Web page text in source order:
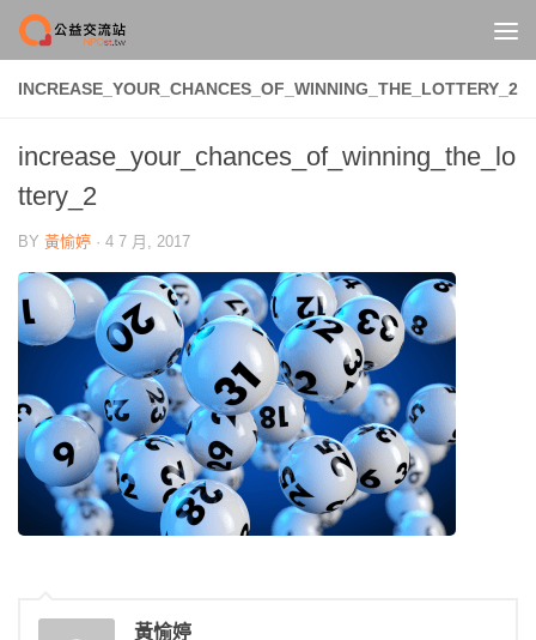
Skip to content
INCREASE_YOUR_CHANCES_OF_WINNING_THE_LOTTERY_2
increase_your_chances_of_winning_the_lo
ttery_2
BY 黃愉婷 · 4 7 月, 2017
黃愉婷